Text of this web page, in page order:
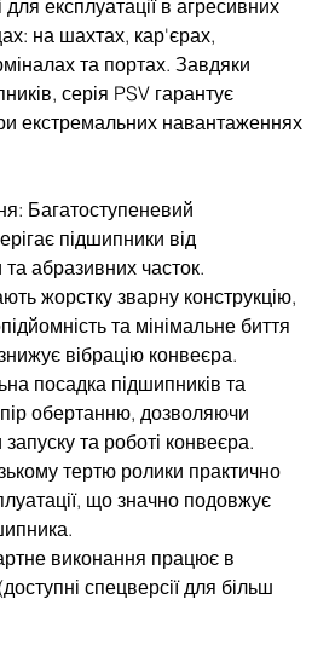
експлуатації в агресивних
на шахтах, кар'єрах,
та портах. Завдяки
серія PSV гарантує
екстремальних навантаженнях
Багатоступеневий
підшипники від
абразивних часток.
жорстку зварну конструкцію,
та мінімальне биття
вібрацію конвеєра.
посадка підшипників та
обертанню, дозволяючи
та роботі конвеєра.
тертю ролики практично
що значно подовжує
виконання працює в
спецверсії для більш